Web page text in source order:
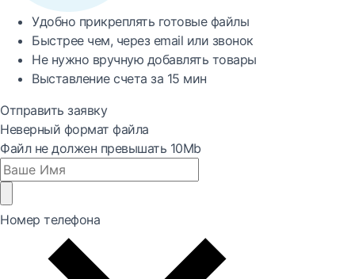
Удобно прикреплять готовые файлы
Быстреечем, через email или звонок
Не нужно вручную добавлять товары
Выставление счета за 15 мин
Отправить заявку
Неверный формат файла
Файл не должен превышать 10Mb
Номер телефона